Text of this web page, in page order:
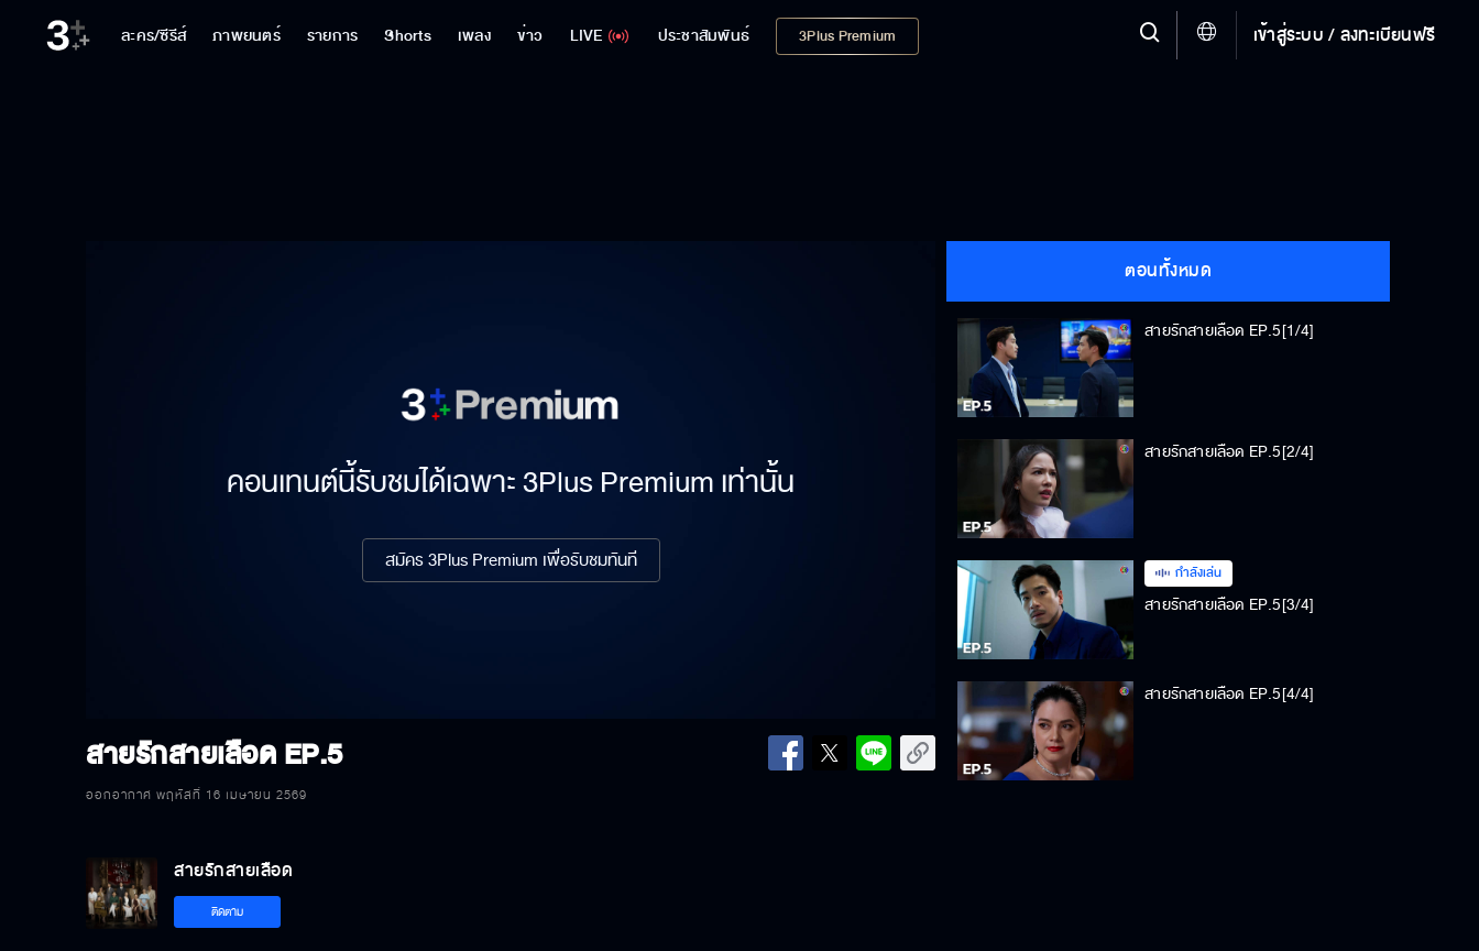
ละคร/ซีรีส์ ภาพยนตร์ รายการ Shorts เพลง ข่าว LIVE ประชาสัมพันธ์ 3Plus Premium เข้าสู่ระบบ / ลงทะเบียนฟรี
คอนเทนต์นี้รับชมได้เฉพาะ 3Plus Premium เท่านั้น
สมัคร 3Plus Premium เพื่อรับชมทันที
สายรักสายเลือดEP.5
ออกอากาศ พฤหัสที่ 16 เมษายน 2569
ตอนทั้งหมด
สายรักสายเลือด EP.5[1/4]
สายรักสายเลือด EP.5[2/4]
กำลังเล่น
สายรักสายเลือด EP.5[3/4]
สายรักสายเลือด EP.5[4/4]
สายรักสายเลือด
ติดตาม